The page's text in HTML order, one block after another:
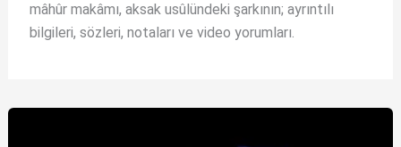
mâhûr makâmı, aksak usûlündeki şarkının; ayrıntılı
bilgileri, sözleri, notaları ve video yorumları.